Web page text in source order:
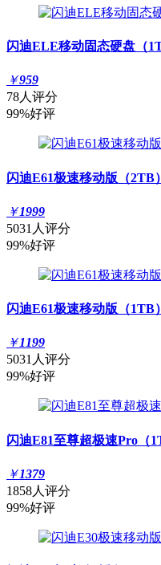
闪迪ELE移动固态硬盘（
￥959
78人评分
99%好评
闪迪E61极速移动版（2TB）
￥1999
5031人评分
99%好评
闪迪E61极速移动版（1TB）
￥1199
5031人评分
99%好评
闪迪E81至尊超极速Pro（
￥1379
1858人评分
99%好评